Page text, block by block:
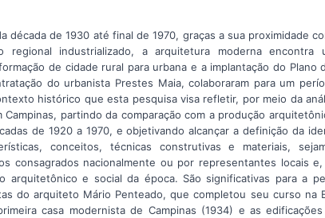
década de 1930 até final de 1970, graças a sua proximidade
regional industrializado, a arquitetura moderna
de cidade rural para urbana e a implantação do Plano
do urbanista Prestes Maia, colaboraram para um
histórico que esta pesquisa visa refletir, por meio da
partindo da comparação com a produção
de 1920 a 1970, e objetivando alcançar a definição da
conceitos, técnicas construtivas e materiais,
consagrados nacionalmente ou por representantes locais
arquitetônico e social da época. São significativas para a
do arquiteto Mário Penteado, que completou seu curso na
casa modernista de Campinas (1934) e as